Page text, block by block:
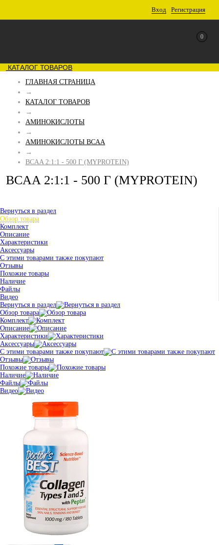
Вход Регистрация
0
КАТАЛОГ ТОВАРОВ
ГЛАВНАЯ СТРАНИЦА
→
КАТАЛОГ ТОВАРОВ
→
АМИНОКИСЛОТЫ
→
АМИНОКИСЛОТЫ BCAA
→
BCAA 2:1:1 - 500 Г (MYPROTEIN)
BCAA 2:1:1 - 500 Г (MYPROTEIN)
Вернуться в раздел
Обзор товара
Комплект
Описание
Характеристики
Аксессуары
С этими товарами также покупают
Отзывы
Похожие товары
Наличие
Файлы
Видео
Вернуться в раздел
Обзор товара
Комплект
Описание
Характеристики
Аксессуары
С этими товарами также покупают
Отзывы
Похожие товары
Наличие
Файлы
Видео